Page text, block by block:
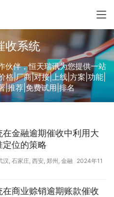
收系统
伙伴，恒天瑞讯为您提供一站
格|厂商|对接|上线|方案|功能|
|推荐|免费试用|排名
在金融逾期催收中利用大
定位的策略
汉 , 石家庄, 西安, 郑州 , 金融
2024年11
在商业赊销逾期账款催收